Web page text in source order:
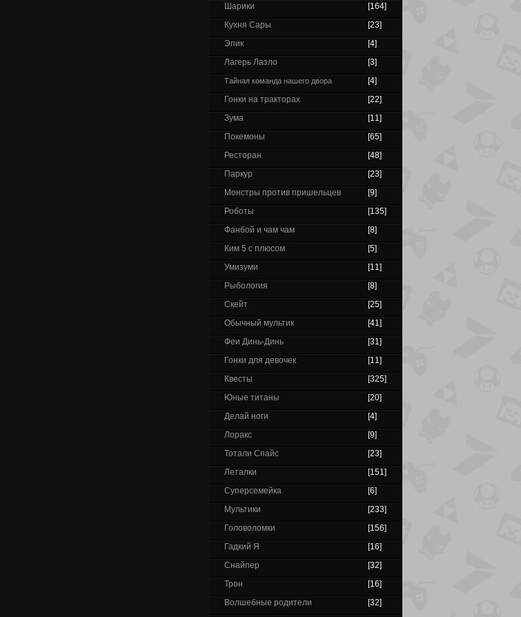
Шарики
[164]
Кухня Сары
[23]
Эпик
[4]
Лагерь Лазло
[3]
Тайная команда нашего двора
[4]
Гонки на тракторах
[22]
Зума
[11]
Покемоны
[65]
Ресторан
[48]
Паркур
[23]
Монстры против пришельцев
[9]
Роботы
[135]
Фанбой и чам чам
[8]
Ким 5 с плюсом
[5]
Умизуми
[11]
Рыбология
[8]
Скейт
[25]
Обычный мультик
[41]
Феи Динь-Динь
[31]
Гонки для девочек
[11]
Квесты
[325]
Юные титаны
[20]
Делай ноги
[4]
Лоракс
[9]
Тотали Спайс
[23]
Леталки
[151]
Суперсемейка
[6]
Мультики
[233]
Головоломки
[156]
Гадкий Я
[16]
Снайпер
[32]
Трон
[16]
Волшебные родители
[32]